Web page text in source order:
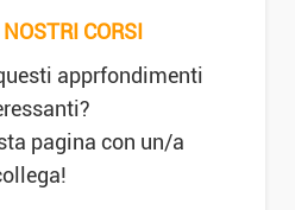
CORSI
apprfondimenti
pagina con un/a